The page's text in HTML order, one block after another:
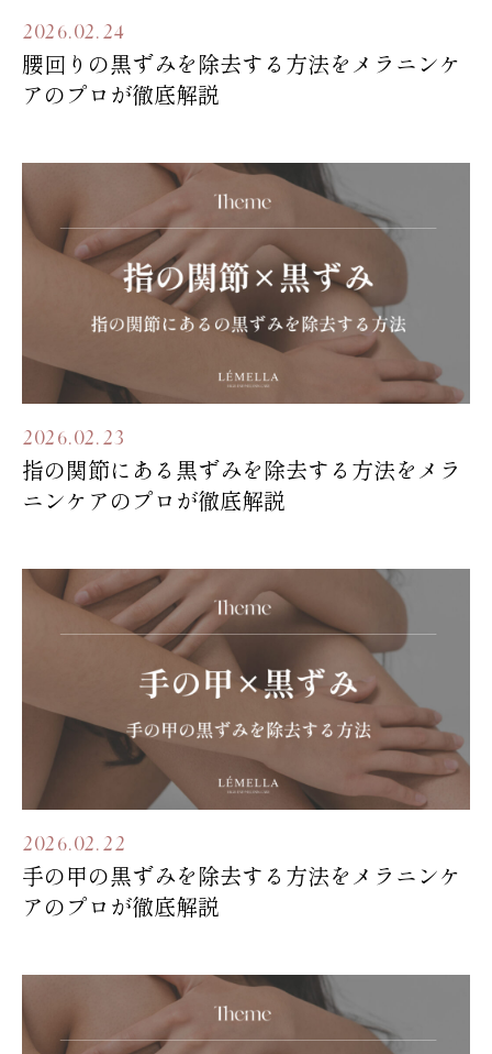
2026.02.24
腰回りの黒ずみを除去する方法をメラニンケ
アのプロが徹底解説
2026.02.23
指の関節にある黒ずみを除去する方法をメラ
ニンケアのプロが徹底解説
2026.02.22
手の甲の黒ずみを除去する方法をメラニンケ
アのプロが徹底解説